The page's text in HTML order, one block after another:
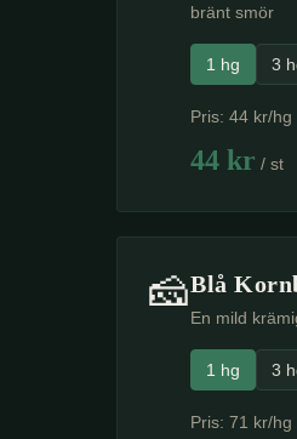
bränt smör
1 hg 3
Pris: 44 kr/hg
44 kr / st
🧀Blå
En mild
1 hg 3
Pris: 71 kr/hg